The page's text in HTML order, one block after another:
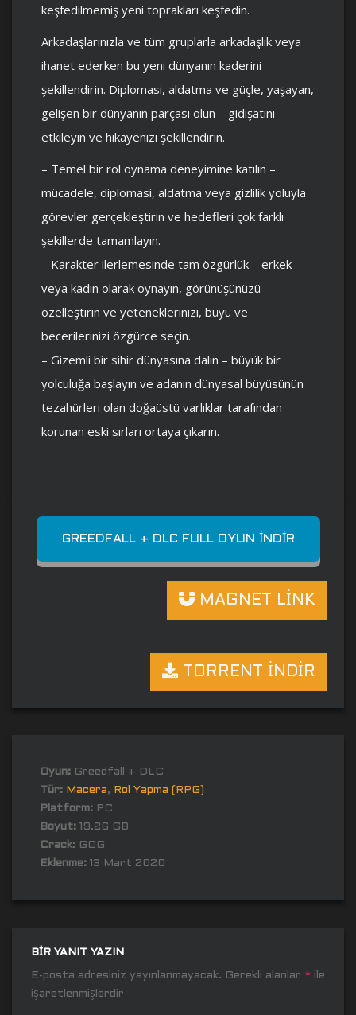
keşfedilmemiş yeni toprakları keşfedin.
Arkadaşlarınızla ve tüm gruplarla arkadaşlık veya
ihanet ederken bu yeni dünyanın kaderini
şekillendirin. Diplomasi, aldatma ve güçle, yaşayan,
gelişen bir dünyanın parçası olun – gidişatını
etkileyin ve hikayenizi şekillendirin.
– Temel bir rol oynama deneyimine katılın –
mücadele, diplomasi, aldatma veya gizlilik yoluyla
görevler gerçekleştirin ve hedefleri çok farklı
şekillerde tamamlayın.
– Karakter ilerlemesinde tam özgürlük – erkek
veya kadın olarak oynayın, görünüşünüzü
özelleştirin ve yeteneklerinizi, büyü ve
becerilerinizi özgürce seçin.
– Gizemli bir sihir dünyasına dalın – büyük bir
yolculuğa başlayın ve adanın dünyasal büyüsünün
tezahürleri olan doğaüstü varlıklar tarafından
korunan eski sırları ortaya çıkarın.
GREEDFALL + DLC FULL OYUN İNDIR
MAGNET LİNK
TORRENT İNDİR
Oyun: Greedfall + DLC
Tür: Macera,
Rol Yapma (RPG)
Platform: PC
Boyut: 19.26 GB
Crack: GOG
Eklenme: 13 Mart 2020
BIR YANIT YAZIN
E-posta adresiniz yayınlanmayacak. Gerekli alanlar * ile
işaretlenmişlerdir